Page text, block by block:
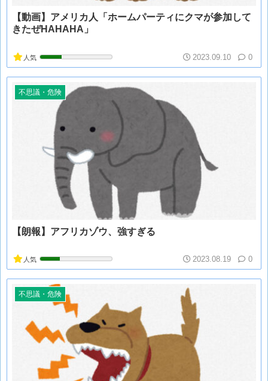
【動画】アメリカ人「ホームパーティにクマが参加して
きたぜHAHAHA」
人気 2023.09.10 0
不思議・危険
【朗報】アフリカゾウ、強すぎる
人気 2023.08.19 0
不思議・危険